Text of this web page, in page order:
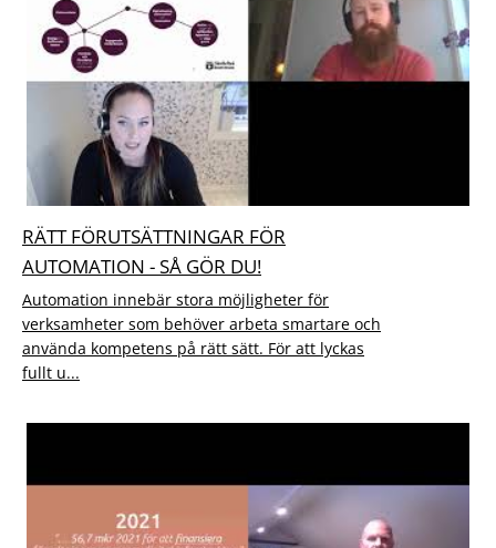
RÄTT FÖRUTSÄTTNINGAR FÖR
AUTOMATION - SÅ GÖR DU!
Automation innebär stora möjligheter för
verksamheter som behöver arbeta smartare och
använda kompetens på rätt sätt. För att lyckas
fullt u...